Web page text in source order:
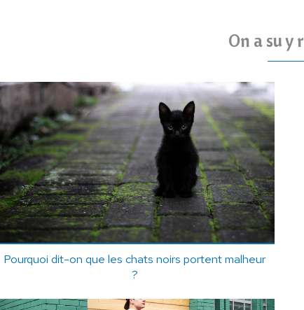
On a su y
Pourquoi dit-on que les chats noirs portent malheur
?